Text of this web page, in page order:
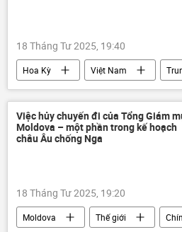
18 Tháng Tư 2025, 19:40
Hoa Kỳ Việt Nam
Kinh tế
Thế giới
thông tin
phương Tây
nhập khẩu
xuất khẩu
Việc hủy chuyến đi của Tổng Giám
Moldova – một phần trong kế hoạch
châu Âu chống Nga
18 Tháng Tư 2025, 19:20
Moldova Thế giới